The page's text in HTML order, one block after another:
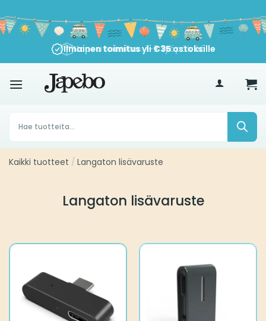
sisältöön
Ilmainen toimitus yli€35ostoksille
Products
search
Kaikki tuotteet / Langaton lisävaruste
Langaton lisävaruste